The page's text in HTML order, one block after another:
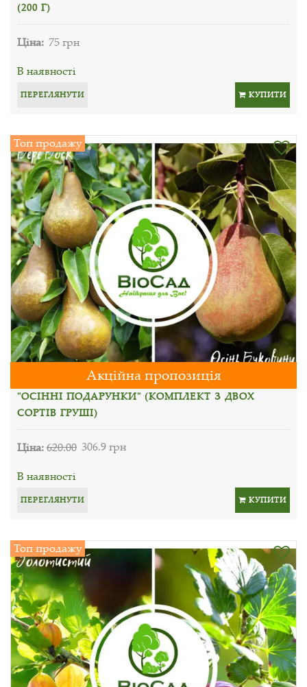
(200 Г)
Ціна: 75 грн
В наявності
ПЕРЕГЛЯНУТИ КУПИТИ
Топ продажу
Акційна пропозиція
"ОСІННІ ПОДАРУНКИ" (КОМПЛЕКТ З ДВОХ
СОРТІВ ГРУШІ)
Ціна:620.00 306.9 грн
В наявності
ПЕРЕГЛЯНУТИ КУПИТИ
Топ продажу